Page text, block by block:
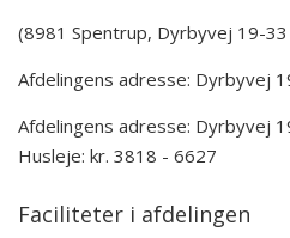
(8981 Spentrup, Dyrbyvej 19-33
Afdelingens adresse: Dyrbyvej
Afdelingens adresse: Dyrbyvej
Husleje: kr. 3818 - 6627
Faciliteter i afdelingen